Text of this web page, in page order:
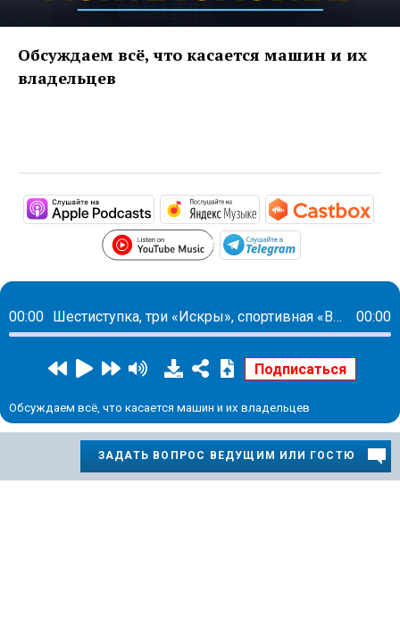
Обсуждаем всё, что касается машин и их
владельцев
https://podcasts.apple.com/ru/
https://
https://www.youtube.com/
00:00 Шестиступка, три «Искры», спортивная «Веста», кроссовер и турбина. Чем «АвтоВАЗ» отвечает китайцам 00:00
Обсуждаем всё, что касается машин и их владельцев
ЗАДАТЬ ВОПРОС ВЕДУЩИМ ИЛИ ГОСТЮ